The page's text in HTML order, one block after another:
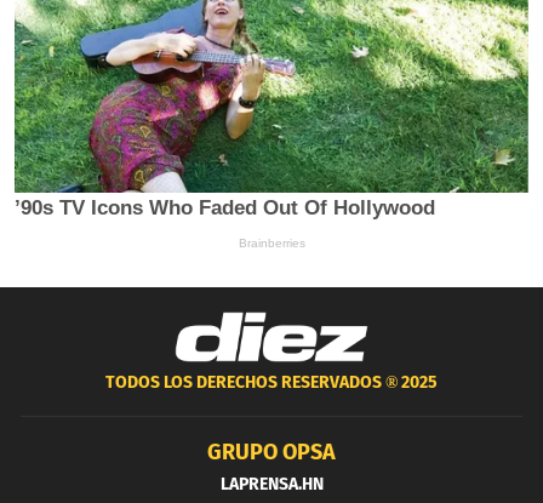
TODOS LOS DERECHOS RESERVADOS ®2025
GRUPO OPSA
LAPRENSA.HN